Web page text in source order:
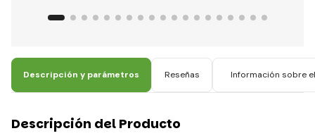
Descripción y parámetros Reseñas Información sobre
Descripción del Producto